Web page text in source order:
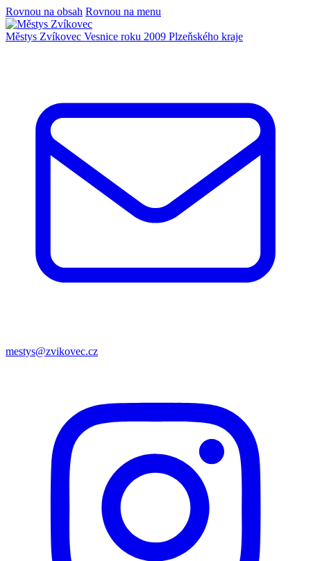
Rovnou na obsah Rovnou na menu
Městys Zvíkovec Vesnice roku 2009 Plzeňského kraje
mestys@zvikovec.cz